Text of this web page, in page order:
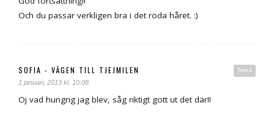
Och du passar verkligen bra i det röda håret. :)
Svara
SOFIA - VÄGEN TILL TJEJMILEN
1 januari, 2013 kl. 10:08
Oj vad hungrig jag blev, såg riktigt gott ut det där!!